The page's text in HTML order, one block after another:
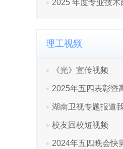
理工视频